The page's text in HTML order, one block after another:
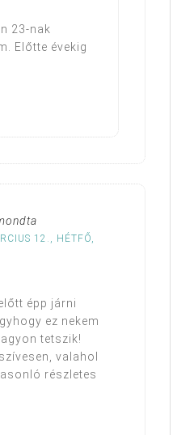
23-nak
Előtte évekig
12., HÉTFŐ,
épp járni
ez nekem
tetszik!
valahol
részletes